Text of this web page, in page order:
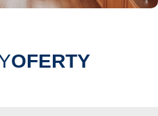
OFERTY